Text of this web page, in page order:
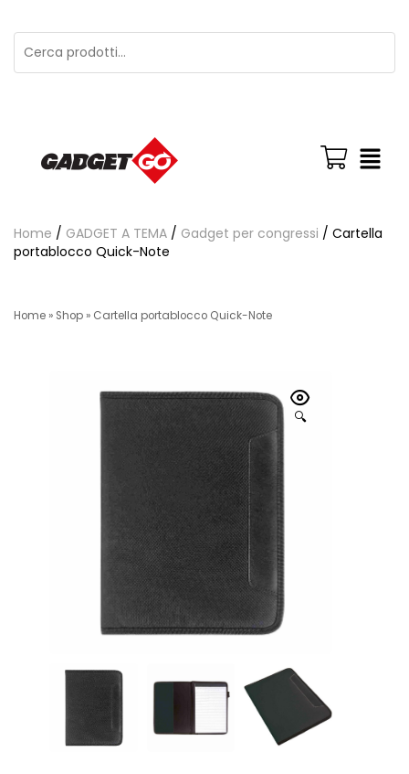
Home / GADGET A TEMA / Gadget per congressi / Cartella
portablocco Quick-Note
Home » Shop » Cartella portablocco Quick-Note
🔍